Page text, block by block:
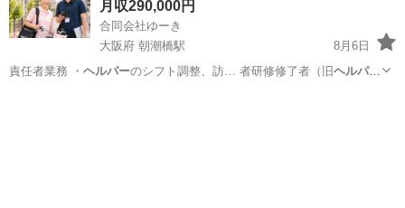
月収290,000円
合同会社ゆーき
大阪府 朝潮橋駅
8月6日
責任者業務 ・ ヘルパーのシフト調整、訪… 者研修修了者（旧ヘルパー